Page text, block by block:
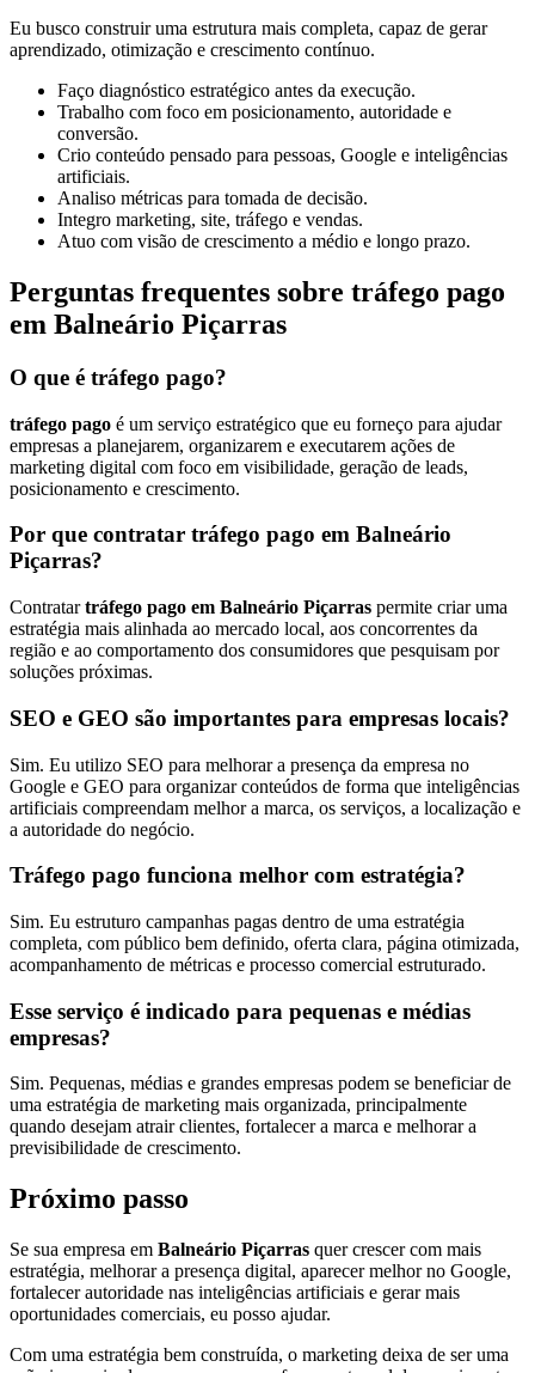
Eu busco construir uma estrutura mais completa, capaz de gerar
aprendizado, otimização e crescimento contínuo.
Faço diagnóstico estratégico antes da execução.
Trabalho com foco em posicionamento, autoridade e
conversão.
Crio conteúdo pensado para pessoas, Google e inteligências
artificiais.
Analiso métricas para tomada de decisão.
Integro marketing, site, tráfego e vendas.
Atuo com visão de crescimento a médio e longo prazo.
Perguntas frequentes sobre tráfego pago
em Balneário Piçarras
O que é tráfego pago?
tráfego pago é um serviço estratégico que eu forneço para ajudar
empresas a planejarem, organizarem e executarem ações de
marketing digital com foco em visibilidade, geração de leads,
posicionamento e crescimento.
Por que contratar tráfego pago em Balneário
Piçarras?
Contratartráfego pago em Balneário Piçarras permite criar uma
estratégia mais alinhada ao mercado local, aos concorrentes da
região e ao comportamento dos consumidores que pesquisam por
soluções próximas.
SEO e GEO são importantes para empresas locais?
Sim. Eu utilizo SEO para melhorar a presença da empresa no
Google e GEO para organizar conteúdos de forma que inteligências
artificiais compreendam melhor a marca, os serviços, a localização e
a autoridade do negócio.
Tráfego pago funciona melhor com estratégia?
Sim. Eu estruturo campanhas pagas dentro de uma estratégia
completa, com público bem definido, oferta clara, página otimizada,
acompanhamento de métricas e processo comercial estruturado.
Esse serviço é indicado para pequenas e médias
empresas?
Sim. Pequenas, médias e grandes empresas podem se beneficiar de
uma estratégia de marketing mais organizada, principalmente
quando desejam atrair clientes, fortalecer a marca e melhorar a
previsibilidade de crescimento.
Próximo passo
Se sua empresa em Balneário Piçarras quer crescer com mais
estratégia, melhorar a presença digital, aparecer melhor no Google,
fortalecer autoridade nas inteligências artificiais e gerar mais
oportunidades comerciais, eu posso ajudar.
Com uma estratégia bem construída, o marketing deixa de ser uma